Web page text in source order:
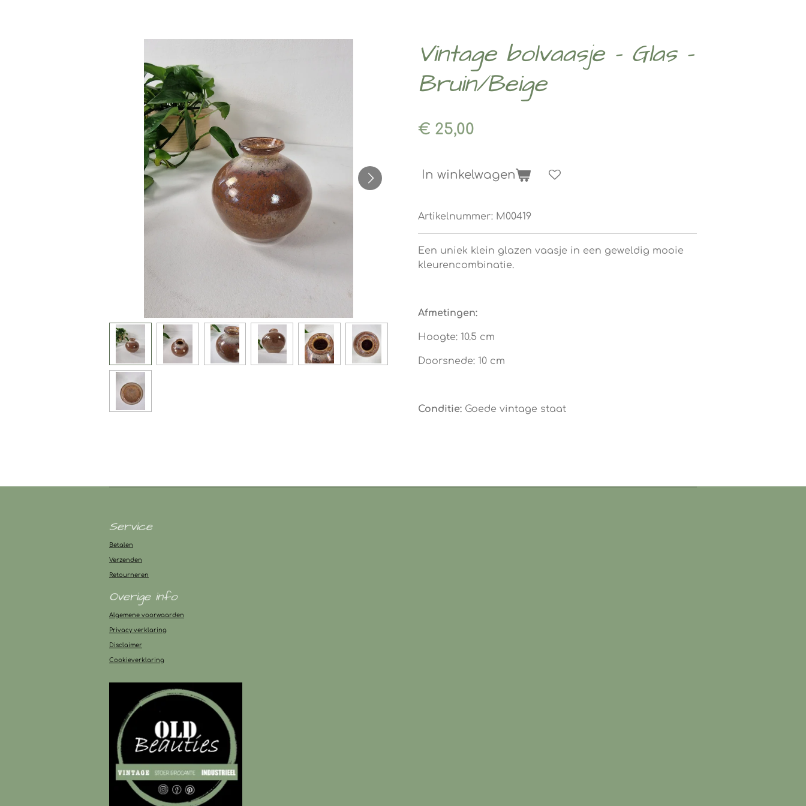
Vintage bolvaasje - Glas -
Bruin/Beige
€ 25,00
In winkelwagen
Artikelnummer: M00419
Een uniek klein glazen vaasje in een geweldig mooie
kleurencombinatie.
Afmetingen:
Hoogte: 10.5 cm
Doorsnede: 10 cm
Conditie: Goede vintage staat
Service
Betalen
Verzenden
Retourneren
Overige info
Algemene voorwaarden
Privacy verklaring
Disclaimer
Cookieverklaring